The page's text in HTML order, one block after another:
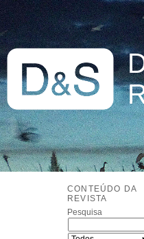
CONTEÚDO DA
REVISTA
Pesquisa